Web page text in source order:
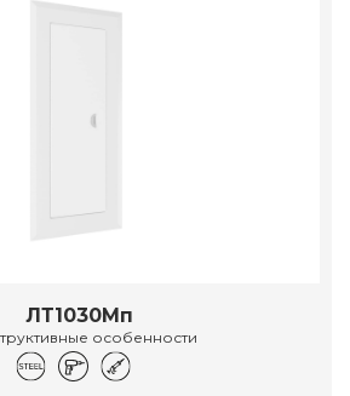
ЛТ1030Мп
особенности